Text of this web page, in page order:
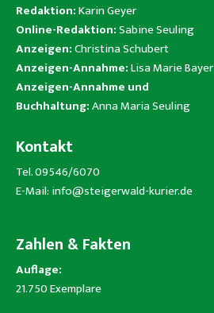
Redaktion:Karin Geyer
Online-Redaktion:Sabine Seuling
Anzeigen:Christina Schubert
Anzeigen-Annahme:Lisa Marie Bayer
Anzeigen-Annahme und
Buchhaltung:Anna Maria Seuling
Kontakt
Tel. 09546/6070
E-Mail: info@steigerwald-kurier.de
Zahlen & Fakten
Auflage:
21.750 Exemplare